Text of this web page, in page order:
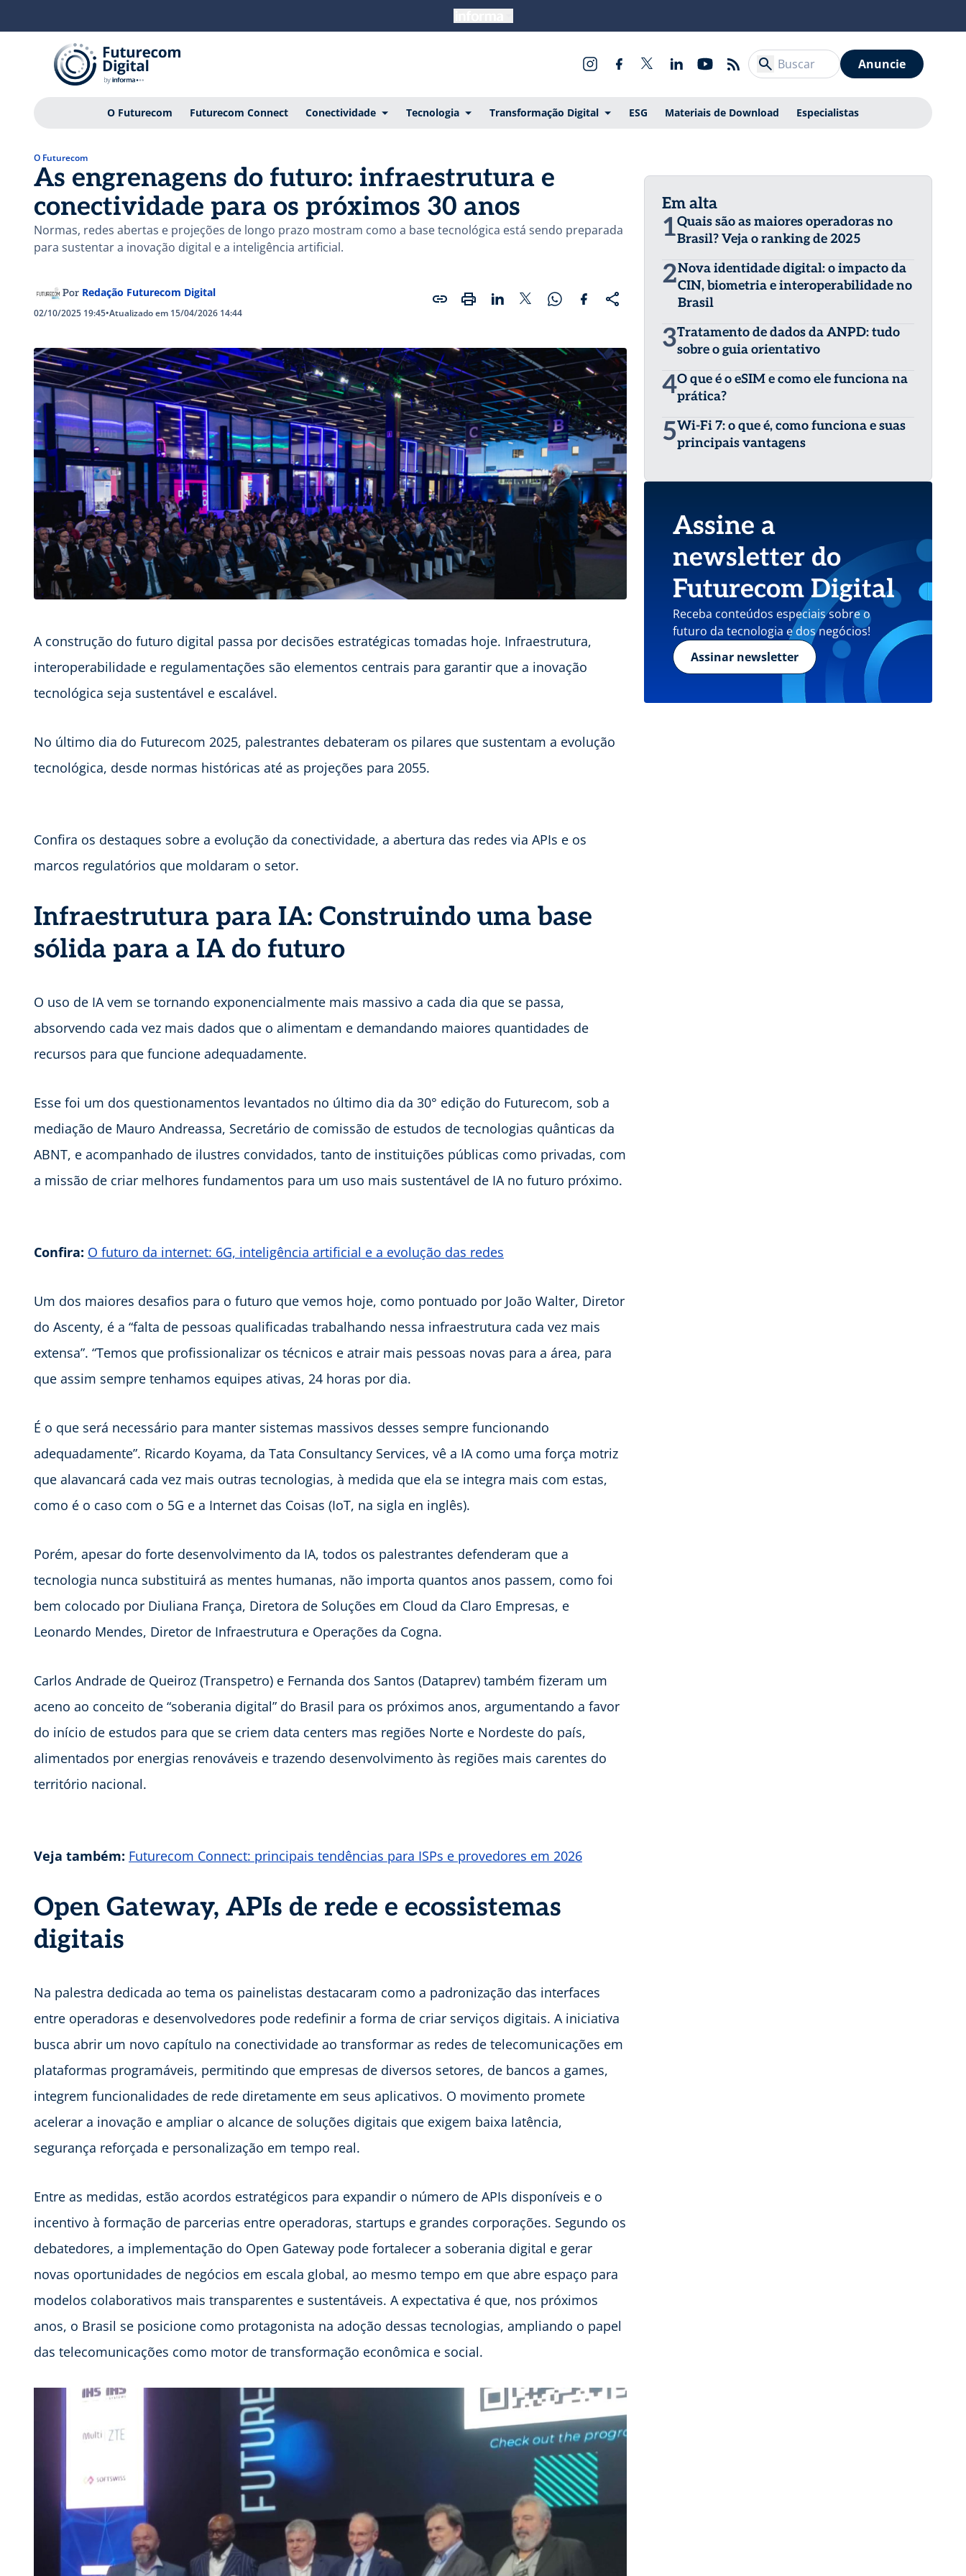
Anuncie
O Futurecom Futurecom Connect Conectividade Tecnologia Transformação Digital ESG Materiais de Download Especialistas
O Futurecom
As engrenagens do futuro: infraestrutura e
conectividade para os próximos 30 anos
Normas, redes abertas e projeções de longo prazo mostram como a base tecnológica está sendo preparada
para sustentar a inovação digital e a inteligência artificial.
Por Redação Futurecom Digital
02/10/2025 19:45•Atualizado em 15/04/2026 14:44
A construção do futuro digital passa por decisões estratégicas tomadas hoje. Infraestrutura,
interoperabilidade e regulamentações são elementos centrais para garantir que a inovação
tecnológica seja sustentável e escalável.
No último dia do Futurecom 2025, palestrantes debateram os pilares que sustentam a evolução
tecnológica, desde normas históricas até as projeções para 2055.
Confira os destaques sobre a evolução da conectividade, a abertura das redes via APIs e os
marcos regulatórios que moldaram o setor.
Infraestrutura para IA: Construindo uma base
sólida para a IA do futuro
O uso de IA vem se tornando exponencialmente mais massivo a cada dia que se passa,
absorvendo cada vez mais dados que o alimentam e demandando maiores quantidades de
recursos para que funcione adequadamente.
Esse foi um dos questionamentos levantados no último dia da 30° edição do Futurecom, sob a
mediação de Mauro Andreassa, Secretário de comissão de estudos de tecnologias quânticas da
ABNT, e acompanhado de ilustres convidados, tanto de instituições públicas como privadas, com
a missão de criar melhores fundamentos para um uso mais sustentável de IA no futuro próximo.
Confira: O futuro da internet: 6G, inteligência artificial e a evolução das redes
Um dos maiores desafios para o futuro que vemos hoje, como pontuado por João Walter, Diretor
do Ascenty, é a “falta de pessoas qualificadas trabalhando nessa infraestrutura cada vez mais
extensa”. “Temos que profissionalizar os técnicos e atrair mais pessoas novas para a área, para
que assim sempre tenhamos equipes ativas, 24 horas por dia.
É o que será necessário para manter sistemas massivos desses sempre funcionando
adequadamente”. Ricardo Koyama, da Tata Consultancy Services, vê a IA como uma força motriz
que alavancará cada vez mais outras tecnologias, à medida que ela se integra mais com estas,
como é o caso com o 5G e a Internet das Coisas (IoT, na sigla en inglês).
Porém, apesar do forte desenvolvimento da IA, todos os palestrantes defenderam que a
tecnologia nunca substituirá as mentes humanas, não importa quantos anos passem, como foi
bem colocado por Diuliana França, Diretora de Soluções em Cloud da Claro Empresas, e
Leonardo Mendes, Diretor de Infraestrutura e Operações da Cogna.
Carlos Andrade de Queiroz (Transpetro) e Fernanda dos Santos (Dataprev) também fizeram um
aceno ao conceito de “soberania digital” do Brasil para os próximos anos, argumentando a favor
do início de estudos para que se criem data centers mas regiões Norte e Nordeste do país,
alimentados por energias renováveis e trazendo desenvolvimento às regiões mais carentes do
território nacional.
Veja também: Futurecom Connect: principais tendências para ISPs e provedores em 2026
Open Gateway, APIs de rede e ecossistemas
digitais
Na palestra dedicada ao tema os painelistas destacaram como a padronização das interfaces
entre operadoras e desenvolvedores pode redefinir a forma de criar serviços digitais. A iniciativa
busca abrir um novo capítulo na conectividade ao transformar as redes de telecomunicações em
plataformas programáveis, permitindo que empresas de diversos setores, de bancos a games,
integrem funcionalidades de rede diretamente em seus aplicativos. O movimento promete
acelerar a inovação e ampliar o alcance de soluções digitais que exigem baixa latência,
segurança reforçada e personalização em tempo real.
Entre as medidas, estão acordos estratégicos para expandir o número de APIs disponíveis e o
incentivo à formação de parcerias entre operadoras, startups e grandes corporações. Segundo os
debatedores, a implementação do Open Gateway pode fortalecer a soberania digital e gerar
novas oportunidades de negócios em escala global, ao mesmo tempo em que abre espaço para
modelos colaborativos mais transparentes e sustentáveis. A expectativa é que, nos próximos
anos, o Brasil se posicione como protagonista na adoção dessas tecnologias, ampliando o papel
das telecomunicações como motor de transformação econômica e social.
Em alta
1Quais são as maiores operadoras no
Brasil? Veja o ranking de 2025
2Nova identidade digital: o impacto da
CIN, biometria e interoperabilidade no
Brasil
3Tratamento de dados da ANPD: tudo
sobre o guia orientativo
4O que é o eSIM e como ele funciona na
prática?
5Wi-Fi 7: o que é, como funciona e suas
principais vantagens
Assine a
newsletter do
Futurecom Digital
Receba conteúdos especiais sobre o
futuro da tecnologia e dos negócios!
Assinar newsletter